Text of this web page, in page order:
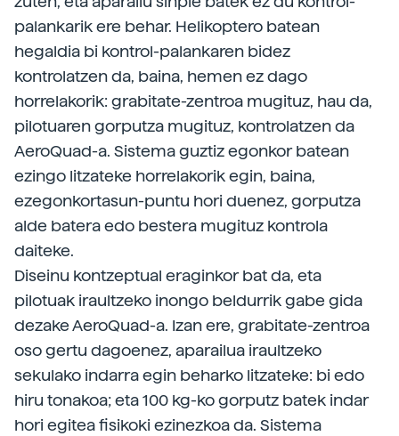
palankarik ere behar. Helikoptero batean
hegaldia bi kontrol-palankaren bidez
kontrolatzen da, baina, hemen ez dago
horrelakorik: grabitate-zentroa mugituz, hau da,
pilotuaren gorputza mugituz, kontrolatzen da
AeroQuad-a. Sistema guztiz egonkor batean
ezingo litzateke horrelakorik egin, baina,
ezegonkortasun-puntu hori duenez, gorputza
alde batera edo bestera mugituz kontrola
daiteke.
Diseinu kontzeptual eraginkor bat da, eta
pilotuak iraultzeko inongo beldurrik gabe gida
dezake AeroQuad-a. Izan ere, grabitate-zentroa
oso gertu dagoenez, aparailua iraultzeko
sekulako indarra egin beharko litzateke: bi edo
hiru tonakoa; eta 100 kg-ko gorputz batek indar
hori egitea fisikoki ezinezkoa da. Sistema